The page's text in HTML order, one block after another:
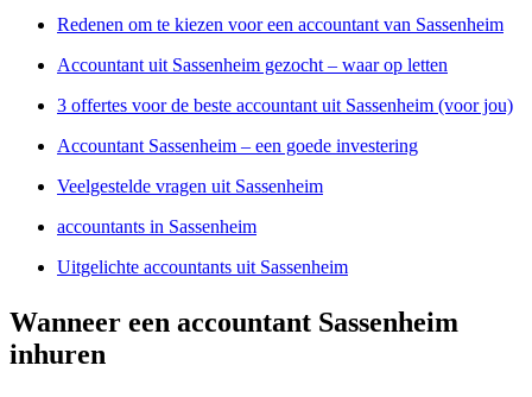
Redenen om te kiezen voor een accountant van Sassenheim
Accountant uit Sassenheim gezocht – waar op letten
3 offertes voor de beste accountant uit Sassenheim (voor jou)
Accountant Sassenheim – een goede investering
Veelgestelde vragen uit Sassenheim
accountants in Sassenheim
Uitgelichte accountants uit Sassenheim
Wanneer een accountant Sassenheim
inhuren